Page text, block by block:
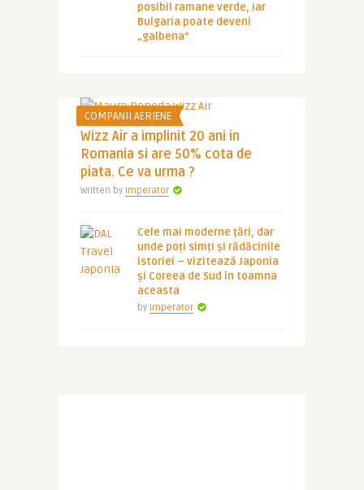
posibil ramane verde, iar
Bulgaria poate deveni
„galbena”
COMPANII AERIENE
Wizz Air a implinit 20 ani in
Romania si are 50% cota de
piata. Ce va urma ?
Written by Imperator
Cele mai moderne țări, dar
unde poți simți și rădăcinile
istoriei – vizitează Japonia
și Coreea de Sud în toamna
aceasta
by Imperator